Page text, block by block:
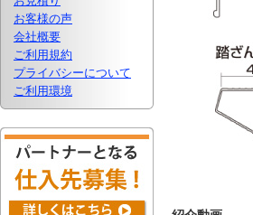
お客様の声
会社概要
ご利用規約
プライバシーについて
ご利用環境